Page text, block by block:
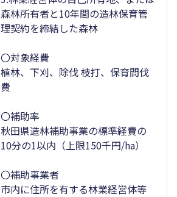
森林所有者と10年間の造林保育管
理契約を締結した森林
〇対象経費
植林、下刈、除伐 枝打、保育間伐
費
〇補助率
秋田県造林補助事業の標準経費の
10分の1以内（上限150千円/ha）
〇補助事業者
市内に住所を有する林業経営体等